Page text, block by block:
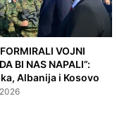
VOJNI
BI NAS NAPALI”:
Albanija i Kosovo